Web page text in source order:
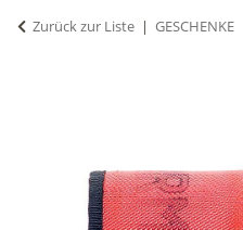
Zurück zur Liste GESCHENKE